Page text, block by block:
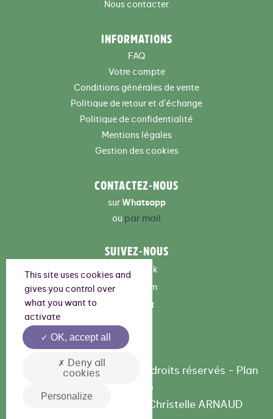
Nous contacter
INFORMATIONS
FAQ
Votre compte
Conditions générales de vente
Politique de retour et d'échange
Politique de confidentialité
Mentions légales
Gestion des cookies
CONTACTEZ-NOUS
sur Whatsapp
ou par mail
SUIVEZ-NOUS
Facebook
Instagram
Pinterest
©Yom by Yom 2026 - Tous droits réservés - Plan
de site
Studio Christelle ARNAUD
This site uses cookies and
gives you control over
what you want to
activate
OK, accept all
Deny all
cookies
Personalize